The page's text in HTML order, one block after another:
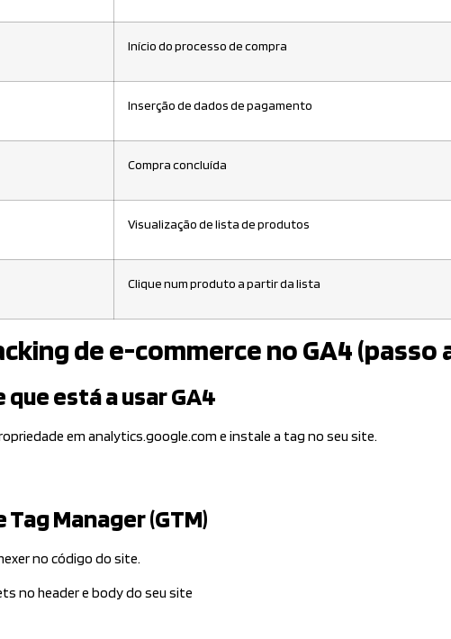
Início do processo de compra
Inserção de dados de pagamento
Compra concluída
Visualização de lista de produtos
Clique num produto a partir da lista
de e-commerce no GA4 (passo
está a usar GA4
em analytics.google.com e instale a tag no seu site.
Manager (GTM)
no código do site.
no header e body do seu site